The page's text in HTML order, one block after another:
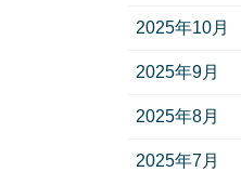
2025年10月
2025年9月
2025年8月
2025年7月